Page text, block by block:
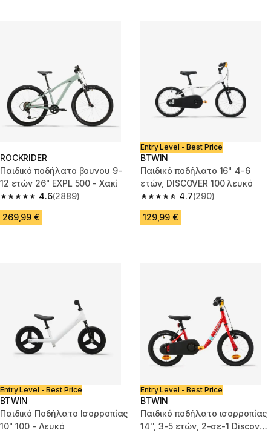
ROCKRIDER
Παιδικό ποδήλατο βουνου 9-
12 ετών 26" EXPL 500 - Χακί
4.6
4.6 out of 5 stars from 2889 reviews
(2889)
269,99 €
Entry Level - Best Price
BTWIN
Παιδικό ποδήλατο 16" 4-6
ετών, DISCOVER 100 λευκό
4.7
4.7 out of 5 stars from 290
(290)
129,99 €
Entry Level - Best Price
BTWIN
Παιδικό Ποδήλατο Ισορροπίας
10" 100 - Λευκό
Entry Level - Best Price
BTWIN
Παιδικό ποδήλατο ισορροπίας
14'', 3-5 ετών, 2-σε-1 Discover